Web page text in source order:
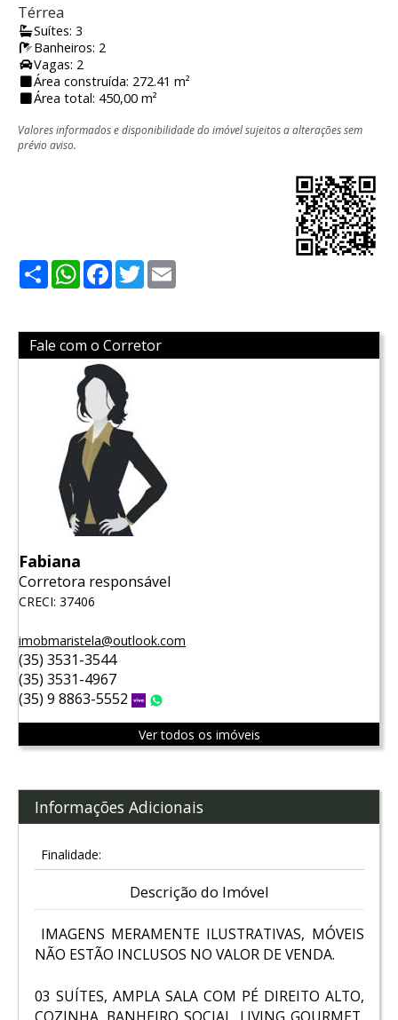
Térrea
Suítes: 3
Banheiros: 2
Vagas: 2
Área construída: 272.41 m²
Área total: 450,00 m²
Valores informados e disponibilidade do imóvel sujeitos a alterações sem
prévio aviso.
ShareWhatsApp
Facebook
Twitter
Fale com o Corretor
Fabiana
Corretora responsável
CRECI: 37406
imobmaristela@outlook.com
(35) 3531-3544
(35) 3531-4967
(35) 9 8863-5552
Vivo
Ver todos os imóveis
Informações Adicionais
Finalidade:
Descrição do Imóvel
IMAGENS MERAMENTE ILUSTRATIVAS, MÓVEIS
NÃO ESTÃO INCLUSOS NO VALOR DE VENDA.
03 SUÍTES, AMPLA SALA COM PÉ DIREITO ALTO,